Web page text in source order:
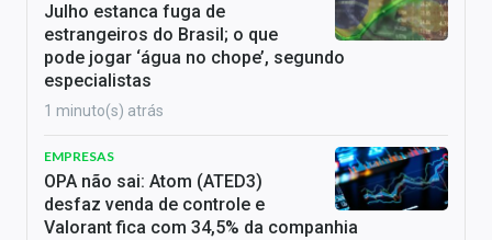
Julho estanca fuga de
estrangeiros do Brasil; o que
pode jogar ‘água no chope’, segundo
especialistas
1 minuto(s) atrás
EMPRESAS
OPA não sai: Atom (ATED3)
desfaz venda de controle e
Valorant fica com 34,5% da companhia